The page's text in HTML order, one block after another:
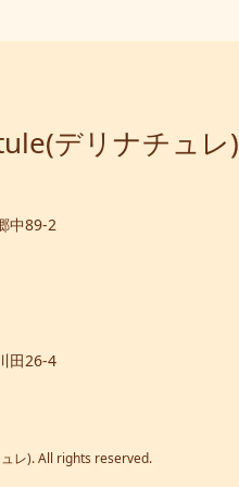
デリナチュレ)
中89-2
田26-4
レ). All rights reserved.